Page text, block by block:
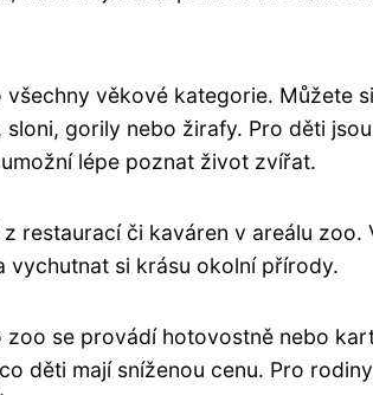
věkové kategorie. Můžete si
gorily nebo žirafy. Pro děti jsou
lépe poznat život zvířat.
restaurací či kaváren v areálu zoo.
vychutnat si krásu okolní přírody.
se provádí hotovostně nebo
děti mají sníženou cenu. Pro